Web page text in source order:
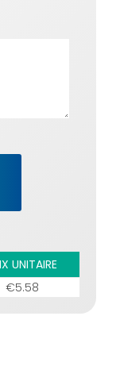
UNITAIRE
€5.58